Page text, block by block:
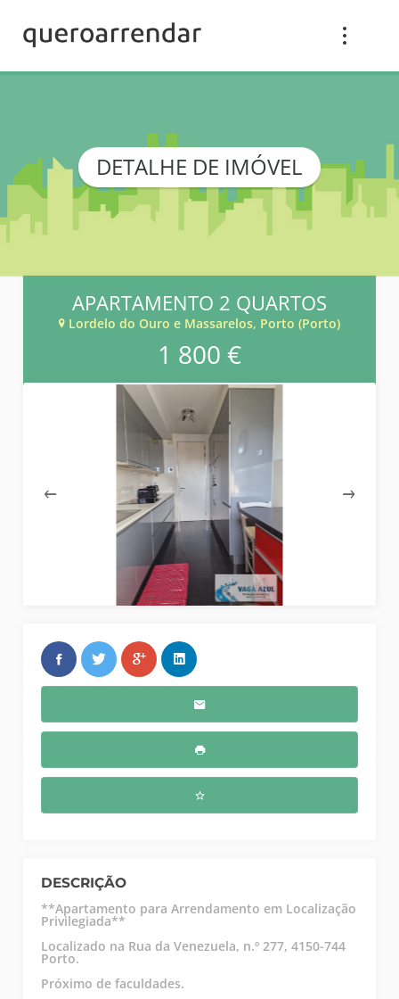
DETALHE DE IMÓVEL
APARTAMENTO 2 QUARTOS
Lordelo do Ouro e Massarelos, Porto (Porto)
1 800 €
DESCRIÇÃO
**Apartamento para Arrendamento em Localização
Privilegiada**
Localizado na Rua da Venezuela, n.º 277, 4150-744
Porto.
Próximo de faculdades.